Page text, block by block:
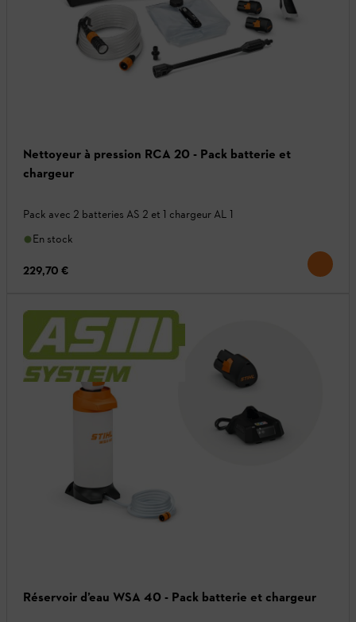
Nettoyeur à pression RCA 20 - Pack batterie et
chargeur
Pack avec 2 batteries AS 2 et 1 chargeur AL 1
En stock
229,70 €
Réservoir d’eau WSA 40 - Pack batterie et chargeur